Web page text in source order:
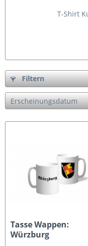
T-Shirt
Filtern
Tasse Wappen:
Würzburg